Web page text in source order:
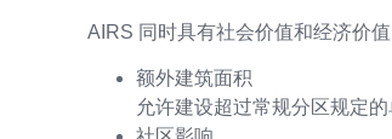
AIRS 同时具有社会价值和经济价值
额外建筑面积
允许建设超过常规分区规定